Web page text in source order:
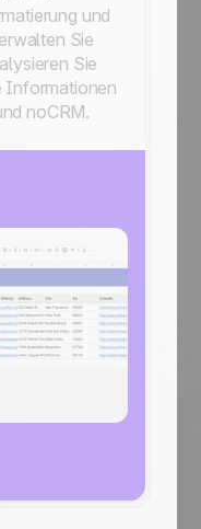
und
Sie
Sie
Informationen
noCRM.